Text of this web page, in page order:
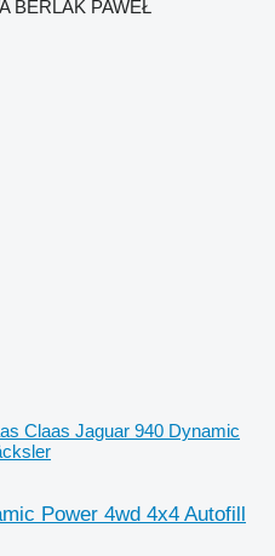
BERLAK PAWEŁ
Claas Jaguar 940 Dynamic
Power 4wd 4x4 Autofill